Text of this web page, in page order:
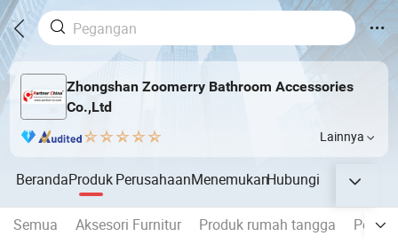
Zhongshan Zoomerry Bathroom Accessories
Co.,Ltd
Lainnya
BerandaProdukPerusahaanMenemukanHubungi
Semua Aksesori Furnitur Produk rumah tangga